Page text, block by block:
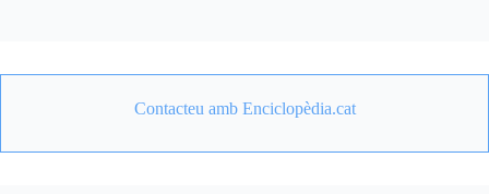
Contacteu amb Enciclopèdia.cat